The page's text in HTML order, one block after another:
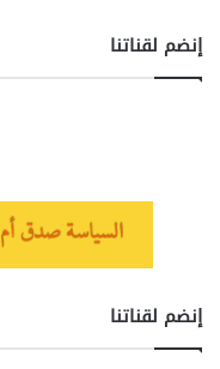
إنضم لقناتنا
إنضم لقناتنا